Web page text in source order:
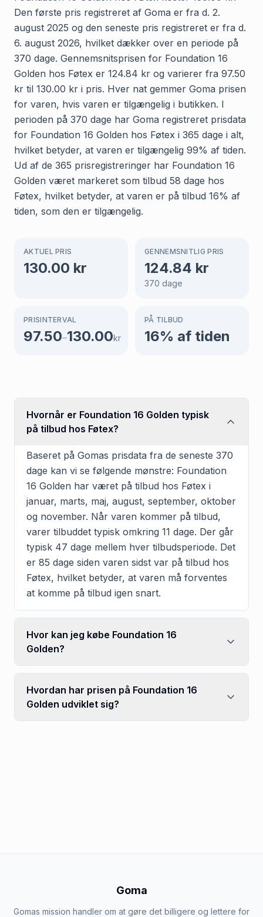
Den første pris registreret af Goma er fra d. 2.
august 2025 og den seneste pris registreret er fra d.
6. august 2026, hvilket dækker over en periode på
370 dage. Gennemsnitsprisen for Foundation 16
Golden hos Føtex er 124.84 kr og varierer fra 97.50
kr til 130.00 kr i pris. Hver nat gemmer Goma prisen
for varen, hvis varen er tilgængelig i butikken. I
perioden på 370 dage har Goma registreret prisdata
for Foundation 16 Golden hos Føtex i 365 dage i alt,
hvilket betyder, at varen er tilgængelig 99% af tiden.
Ud af de 365 prisregistreringer har Foundation 16
Golden været markeret som tilbud 58 dage hos
Føtex, hvilket betyder, at varen er på tilbud 16% af
tiden, som den er tilgængelig.
AKTUEL PRIS
130.00 kr
GENNEMSNITLIG PRIS
124.84 kr
370 dage
PRISINTERVAL
97.50–130.00kr
PÅ TILBUD
16% af tiden
Hvornår er Foundation 16 Golden typisk
på tilbud hos Føtex?
Baseret på Gomas prisdata fra de seneste 370
dage kan vi se følgende mønstre: Foundation
16 Golden har været på tilbud hos Føtex i
januar, marts, maj, august, september, oktober
og november. Når varen kommer på tilbud,
varer tilbuddet typisk omkring 11 dage. Der går
typisk 47 dage mellem hver tilbudsperiode. Det
er 85 dage siden varen sidst var på tilbud hos
Føtex, hvilket betyder, at varen må forventes
at komme på tilbud igen snart.
Hvor kan jeg købe Foundation 16
Golden?
Hvordan har prisen på Foundation 16
Golden udviklet sig?
Goma
Gomas mission handler om at gøre det billigere og lettere for